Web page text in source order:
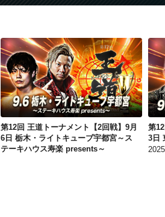
第12回 王道トーナメント【2回戦】9月6日 栃木・ライトキューブ宇都宮～ステーキハウス寿楽 presents～
第12回 王道トーナメント【2回戦】9月
6日 栃木・ライトキューブ宇都宮～ス
テーキハウス寿楽 presents～
第
3日